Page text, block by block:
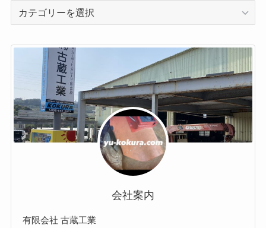
事
会社案内
有限会社 古蔵工業